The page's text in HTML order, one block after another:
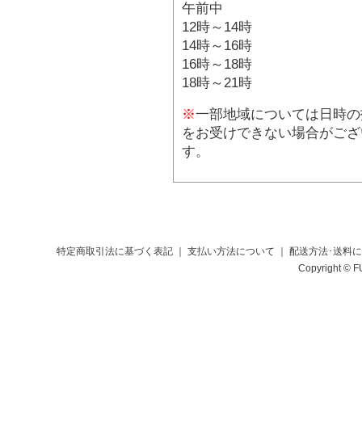
午前中
12時～14時
14時～16時
16時～18時
18時～21時
※一部地域については日時
をお受けできない場合がご
す。
特定商取引法に基づく表記｜ 支払い方法について
配送方法･送料
Copyright ©